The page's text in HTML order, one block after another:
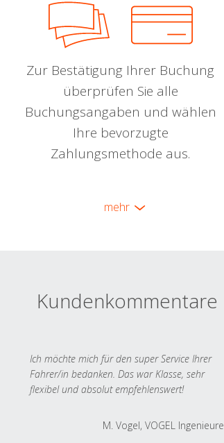
Zur Bestätigung Ihrer Buchung
überprüfen Sie alle
Buchungsangaben und wählen
Ihre bevorzugte
Zahlungsmethode aus.
mehr
Kundenkommentare
Ich möchte mich für den super Service Ihrer
Fahrer/in bedanken. Das war Klasse, sehr
flexibel und absolut empfehlenswert!
M. Vogel, VOGEL Ingenieure